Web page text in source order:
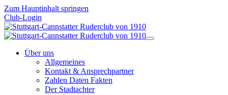
Zum Hauptinhalt springen
Club-Login
Über uns
Allgemeines
Kontakt & Ansprechpartner
Zahlen Daten Fakten
Der Stadtachter